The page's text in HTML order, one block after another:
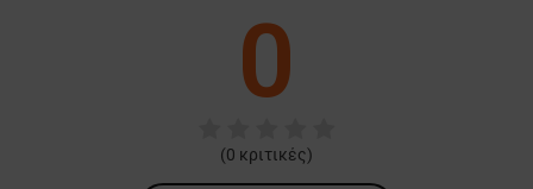
0
(0 κριτικές)